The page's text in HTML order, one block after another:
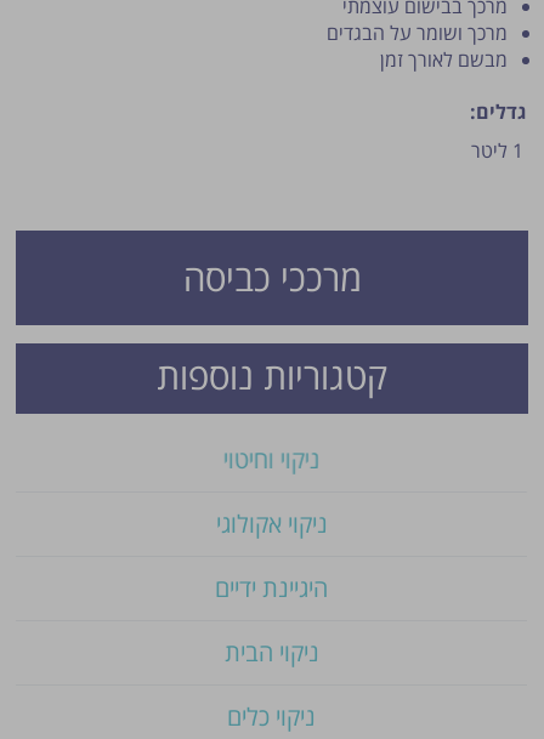
מרככי כביסה
מרכך בבישום עוצמתי
מרכך ושומר על הבגדים
מבשם לאורך זמן
גדלים:
1 ליטר
קטגוריות נוספות
ניקוי וחיטוי
ניקוי אקולוגי
היגיינת ידיים
ניקוי הבית
ניקוי כלים